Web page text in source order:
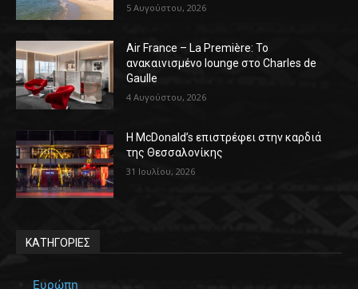
5 Αυγούστου, 2026
Air France – La Première: Το
ανακαινισμένο lounge στο Charles de
Gaulle
4 Αυγούστου, 2026
Η McDonald’s επιστρέφει στην καρδιά
της Θεσσαλονίκης
31 Ιουλίου, 2026
ΚΑΤΗΓΟΡΙΕΣ
Ευρώπη